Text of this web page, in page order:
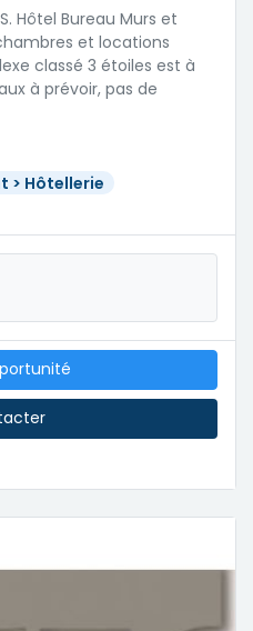
Hôtel Bureau Murs et
et locations
classé 3 étoiles est à
à prévoir, pas de
> Hôtellerie